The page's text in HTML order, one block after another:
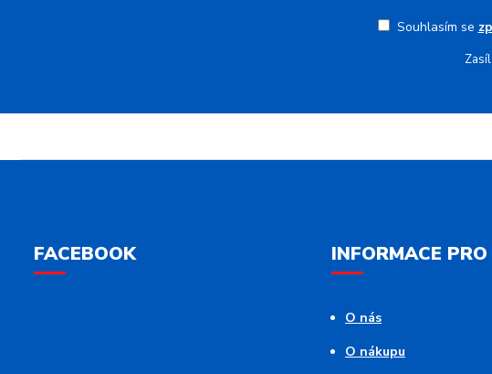
Souhlasím se
FACEBOOK INFORMACE
O nás
O nákupu